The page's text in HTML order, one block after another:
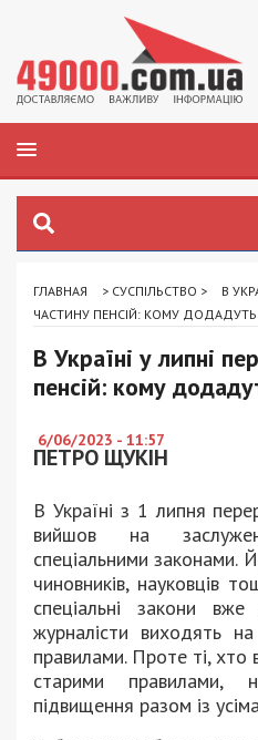
ГЛАВНАЯ > СУСПІЛЬСТВО >
В
ЧАСТИНУ ПЕНСІЙ: КОМУ ДОДАДУТЬ
В Україні у липні
пенсій: кому
6/06/2023 - 11:57
ПЕТРО ЩУКІН
В Україні з 1 липня
вийшов на
спеціальними законами.
чиновників, науковців
спеціальні закони
журналісти виходять
правилами. Проте ті, хто
старими правилами,
підвищення разом із